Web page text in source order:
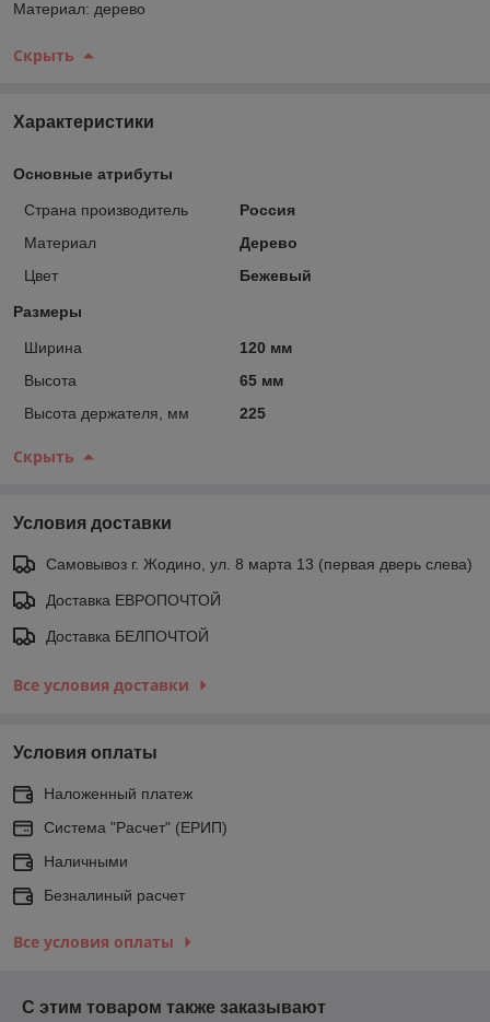
Материал: дерево
Скрыть
Характеристики
Основные атрибуты
Страна производитель
Россия
Материал
Дерево
Цвет
Бежевый
Размеры
Ширина
120 мм
Высота
65 мм
Высота держателя, мм
225
Скрыть
Условия доставки
Самовывоз г. Жодино, ул. 8 марта 13 (первая дверь слева)
Доставка ЕВРОПОЧТОЙ
Доставка БЕЛПОЧТОЙ
Все условия доставки
Условия оплаты
Наложенный платеж
Система "Расчет" (ЕРИП)
Наличными
Безналиный расчет
Все условия оплаты
С этим товаром также заказывают